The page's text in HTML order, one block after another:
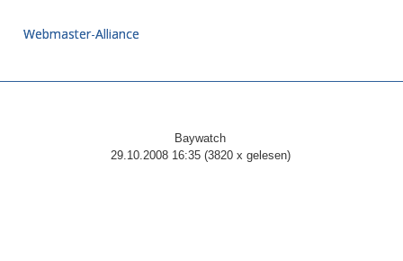
Webmaster-Alliance
Baywatch
29.10.2008 16:35(3820 x gelesen)